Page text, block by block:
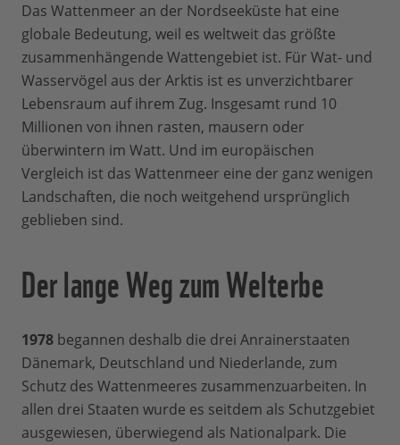
Das Wattenmeer an der Nordseeküste hat eine
globale Bedeutung, weil es weltweit das größte
zusammenhängende Wattengebiet ist. Für Wat- und
Wasservögel aus der Arktis ist es unverzichtbarer
Lebensraum auf ihrem Zug. Insgesamt rund 10
Millionen von ihnen rasten, mausern oder
überwintern im Watt. Und im europäischen
Vergleich ist das Wattenmeer eine der ganz wenigen
Landschaften, die noch weitgehend ursprünglich
geblieben sind.
Der lange Weg zum Welterbe
1978 begannen deshalb die drei Anrainerstaaten
Dänemark, Deutschland und Niederlande, zum
Schutz des Wattenmeeres zusammenzuarbeiten. In
allen drei Staaten wurde es seitdem als Schutzgebiet
ausgewiesen, überwiegend als Nationalpark. Die